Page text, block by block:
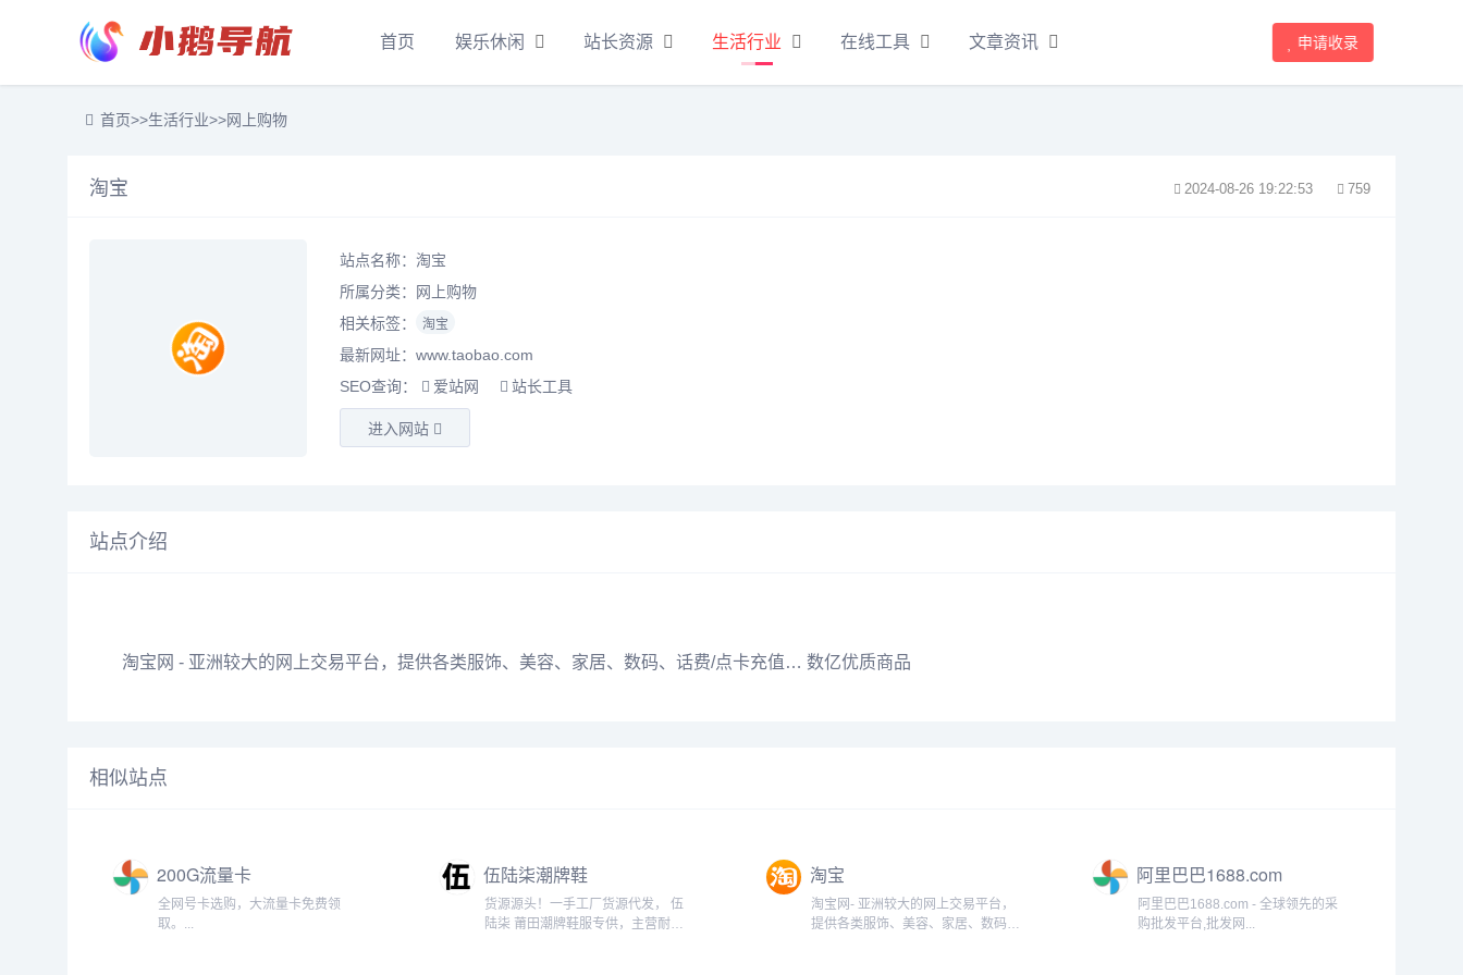
首页 娱乐休闲 站长资源 生活行业 在线工具 文章资讯 申请收录
首页>>生活行业>>网上购物
淘宝 2024-08-26 19:22:53 759
站点名称：淘宝
所属分类：
网上购物
相关标签：
淘宝
最新网址：www.taobao.com
SEO查询：
爱站网 站长工具
进入网站
站点介绍
淘宝网 - 亚洲较大的 网上交易平台 ，提供各类服饰、美容、家居、数码、话费/点卡充值… 数亿优质商品
相似站点
200G流量卡
全网号卡选购，大流量卡免费领
取。...
伍陆柒潮牌鞋
货源源头！一手工厂货源代发， 伍
陆柒 莆田潮牌鞋服专供，主营耐
淘宝
淘宝网- 亚洲较大的网上交易平台，
提供各类服饰、美容、家居、数码、
阿里巴巴1688.com
阿里巴巴1688.com - 全球领先的采
购批发平台,批发网...